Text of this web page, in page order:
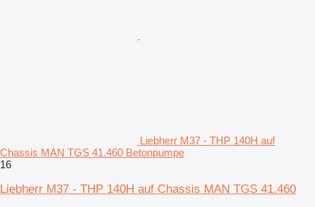
Liebherr M37 - THP 140H auf
Chassis MAN TGS 41.460 Betonpumpe
16
Liebherr M37 - THP 140H auf Chassis MAN TGS 41.460